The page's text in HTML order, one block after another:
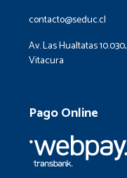
contacto@seduc.cl
Av. Las Hualtatas 10.030,
Vitacura
Pago Online